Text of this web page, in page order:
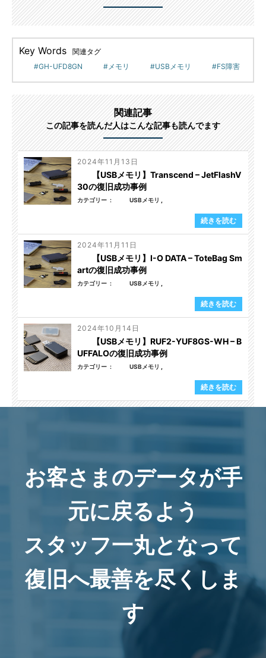
Key Words
関連タグ
GH-UFD8GN
メモリ USBメモリ FS障害
関連記事
この記事を読んだ人はこんな記事も読んでます
2024年11月13日
【USBメモリ】Transcend – JetFlashV
30の復旧成功事例
カテゴリー USBメモリ
続きを読む
2024年11月11日
【USBメモリ】I-O DATA – ToteBag Sm
artの復旧成功事例
カテゴリー USBメモリ
続きを読む
2024年10月14日
【USBメモリ】RUF2-YUF8GS-WH – B
UFFALOの復旧成功事例
カテゴリー USBメモリ
続きを読む
お客さまのデータが手
元に戻るよう
スタッフ一丸となって
復旧へ最善を尽くしま
す